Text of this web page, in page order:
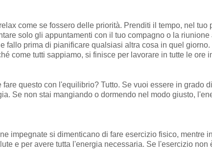
come se fossero delle priorità. Prenditi il tempo, nel tuo
solo gli appuntamenti con il tuo compagno o la
fallo prima di pianificare qualsiasi altra cosa in quel
come tutti sappiamo, si finisce per lavorare in tutte le ore
questo con l'equilibrio? Tutto. Se vuoi essere in grado
Se non stai mangiando o dormendo nel modo giusto,
impegnate si dimenticano di fare esercizio fisico, mentre
e per avere tutta l'energia necessaria. Se l'esercizio non